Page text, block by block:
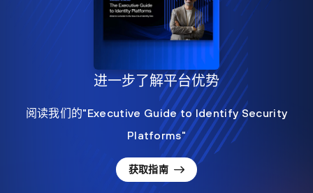
进一步了解平台优势
阅读我们的"Executive Guide to Identify Security
Platforms"
获取指南